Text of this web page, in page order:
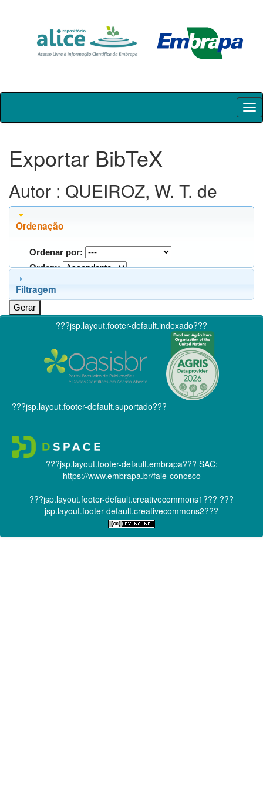
Skip
Exportar BibTeX
Autor : QUEIROZ, W. T. de
Ordenação
Ordenar por:
Ordem:
Filtragem
???jsp.layout.footer-default.indexado???
???jsp.layout.footer-default.suportado???
???jsp.layout.footer-default.embrapa??? SAC:
https://www.embrapa.br/fale-conosco
???jsp.layout.footer-default.creativecommons1??? ???
jsp.layout.footer-default.creativecommons2???